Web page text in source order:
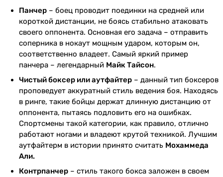
Панчер – боец проводит поединки на средней или
короткой дистанции, не боясь стабильно атаковать
своего оппонента. Основная его задача – отправить
соперника в нокаут мощным ударом, которым он,
соответственно владеет. Самый яркий пример
панчера – легендарный Майк Тайсон.
Чистый боксер или аутфайтер – данный тип боксеров
проповедует аккуратный стиль ведения боя. Находясь
в ринге, такие бойцы держат длинную дистанцию от
оппонента, пытаясь подловить его на ошибках.
Спортсмены такой категории, как правило, отлично
работают ногами и владеют крутой техникой. Лучшим
аутфайтерм в истории принято считать Мохаммеда
Али.
Контрпанчер – стиль такого бокса заложен в своем